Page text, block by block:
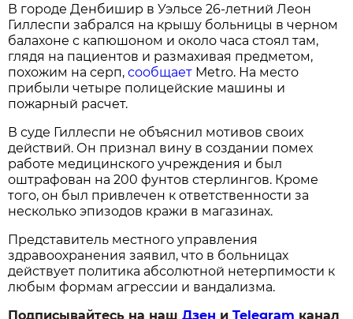
В городе Денбишир в Уэльсе 26-летний Леон
Гиллеспи забрался на крышу больницы в черном
балахоне с капюшоном и около часа стоял там,
глядя на пациентов и размахивая предметом,
похожим на серп,сообщает Metro. На место
прибыли четыре полицейские машины и
пожарный расчет.
В суде Гиллеспи не объяснил мотивов своих
действий. Он признал вину в создании помех
работе медицинского учреждения и был
оштрафован на 200 фунтов стерлингов. Кроме
того, он был привлечен к ответственности за
несколько эпизодов кражи в магазинах.
Представитель местного управления
здравоохранения заявил, что в больницах
действует политика абсолютной нетерпимости к
любым формам агрессии и вандализма.
Подписывайтесь на нашДзен иTelegram канал